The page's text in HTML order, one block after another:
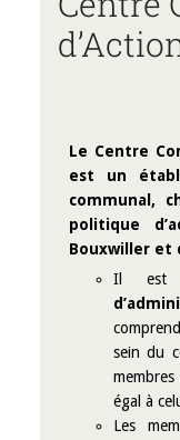
Le Centre
est un
communal,
politique
Bouxwiller et
Il est
sein du
égal à
Les